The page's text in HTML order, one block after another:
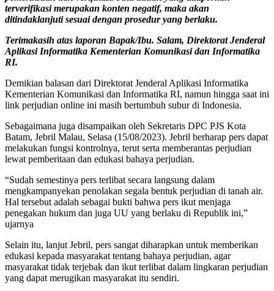
terverifikasi merupakan konten negatif, maka akan
ditindaklanjuti sesuai dengan prosedur yang berlaku.
Terimakasih atas laporan Bapak/Ibu. Salam, Direktorat Jenderal
Aplikasi Informatika Kementerian Komunikasi dan Informatika
RI.
Demikian balasan dari Direktorat Jenderal Aplikasi Informatika
Kementerian Komunikasi dan Informatika RI, namun hingga saat ini
link perjudian online ini masih bertumbuh subur di Indonesia.
Sebagaimana juga disampaikan oleh Sekretaris DPC PJS Kota
Batam, Jebril Malau, Selasa (15/08/2023). Jebril berharap pers dapat
melakukan fungsi kontrolnya, terut serta memberantas perjudian
lewat pemberitaan dan edukasi bahaya perjudian.
“Sudah semestinya pers terlibat secara langsung dalam
mengkampanyekan penolakan segala bentuk perjudian di tanah air.
Hal tersebut adalah sebagai bukti bahwa pers ikut menjaga
penegakan hukum dan juga UU yang berlaku di Republik ini,”
ujarnya
Selain itu, lanjut Jebril, pers sangat diharapkan untuk memberikan
edukasi kepada masyarakat tentang bahaya perjudian, agar
masyarakat tidak terjebak dan ikut terlibat dalam lingkaran perjudian
yang dapat merugikan masyarakat itu sendiri.